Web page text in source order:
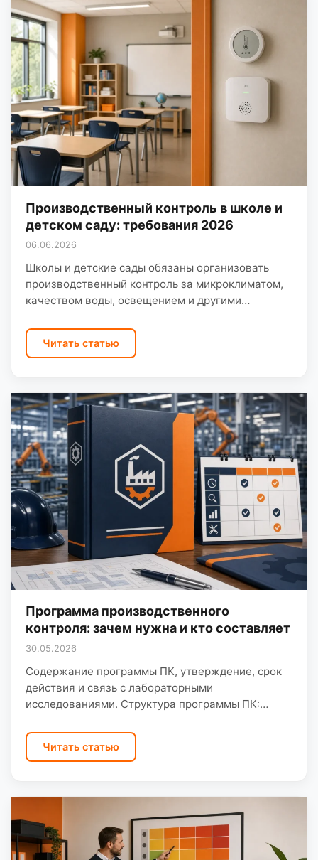
Производственный контроль в школе и
детском саду: требования 2026
06.06.2026
Школы и детские сады обязаны организовать
производственный контроль за микроклиматом,
качеством воды, освещением и другими
чаще задают вопросы — формальная программа
без замеров…
Читать статью
Программа производственного
контроля: зачем нужна и кто составляет
30.05.2026
Содержание программы ПК, утверждение, срок
действия и связь с лабораторными
исследованиями. Структура программы ПК:
«Санэк» при работе с предприятиями
Саратовской области. Структура…
Читать статью